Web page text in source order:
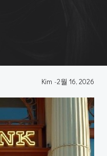
Kim -2월 16, 2026